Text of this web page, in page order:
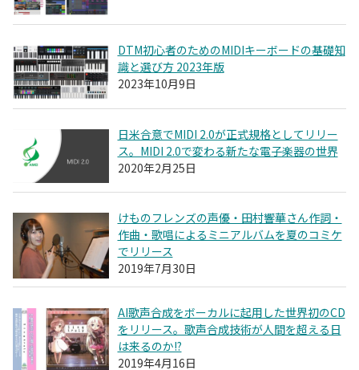
DTM初心者のためのMIDIキーボードの基礎知
識と選び方 2023年版
2023年10月9日
日米合意でMIDI 2.0が正式規格としてリリー
ス。MIDI 2.0で変わる新たな電子楽器の世界
2020年2月25日
けものフレンズの声優・田村響華さん作詞・
作曲・歌唱によるミニアルバムを夏のコミケ
でリリース
2019年7月30日
AI歌声合成をボーカルに起用した世界初のCD
をリリース。歌声合成技術が人間を超える日
は来るのか!?
2019年4月16日